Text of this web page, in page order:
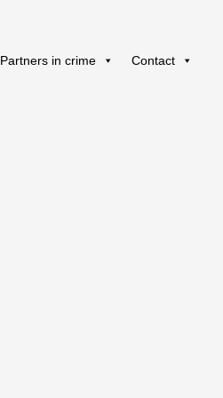
Partners in crime Contact